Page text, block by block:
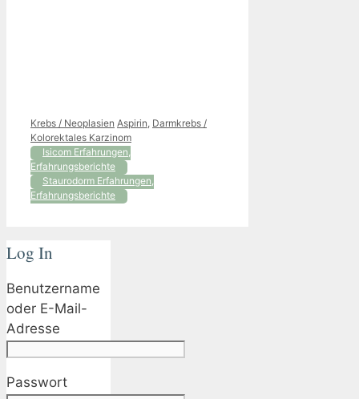
Kategorien
Krebs / Neoplasien Schlagwörter
Aspirin Darmkrebs /
Kolorektales Karzinom
Isicom Erfahrungen,
Erfahrungsberichte
Staurodorm Erfahrungen,
Erfahrungsberichte
Log In
Benutzername
oder E-Mail-
Adresse
Passwort